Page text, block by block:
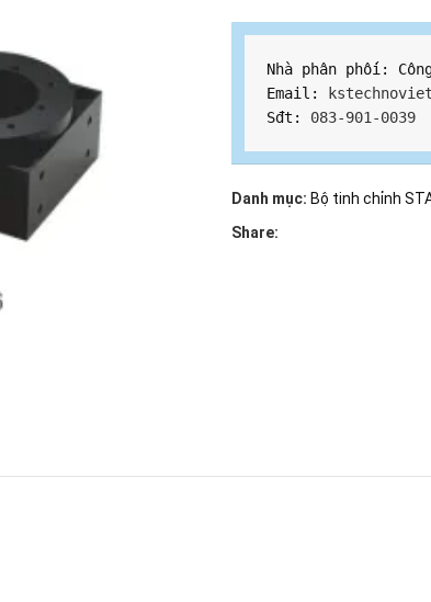
Nhà phân phối:
Email:
Sđt: 083-901-0039
Danh mục: Bộ tinh chỉnh
Share: